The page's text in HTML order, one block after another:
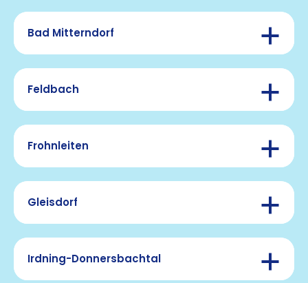
Aussichtshügel
Bad Mitterndorf
Bewegungsmeile
Feldbach
Frohnleiten
Gleisdorf
Bewegungspass
Irdning-Donnersbachtal